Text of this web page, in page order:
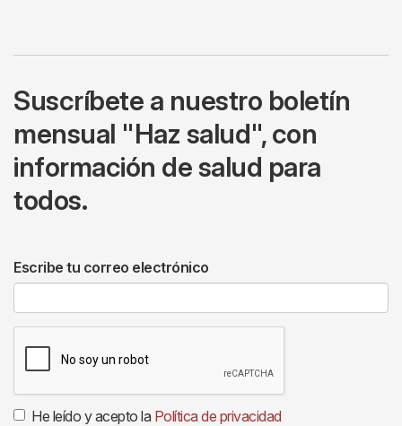
Suscríbete a nuestro boletín
mensual "Haz salud", con
información de salud para
todos.
Escribe tu correo electrónico
He leído y acepto la Política de privacidad